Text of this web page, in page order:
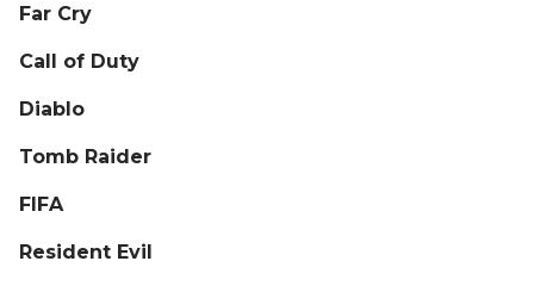
Far Cry
Call of Duty
Diablo
Tomb Raider
FIFA
Resident Evil